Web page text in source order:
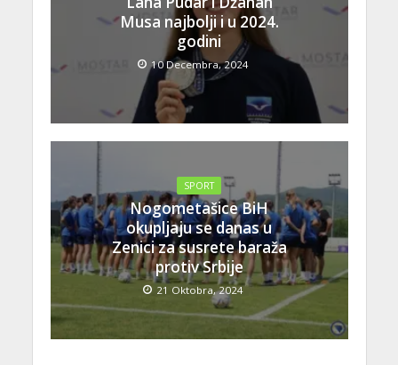
Musa najbolji i u 2024.
godini
10 Decembra, 2024
SPORT
Nogometašice BiH
okupljaju se danas u
Zenici za susrete baraža
protiv Srbije
21 Oktobra, 2024